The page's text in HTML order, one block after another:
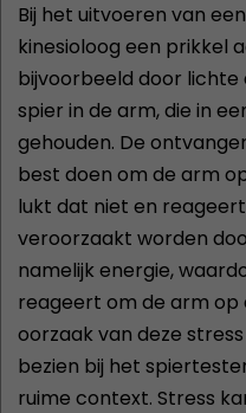
Bij het uitvoeren van
kinesioloog een prikkel
bijvoorbeeld door
spier in de arm, die in
gehouden. De
best doen om de arm
lukt dat niet en reageert
veroorzaakt worden
namelijk energie,
reageert om de arm op
oorzaak van deze
bezien bij het
ruime context. Stress